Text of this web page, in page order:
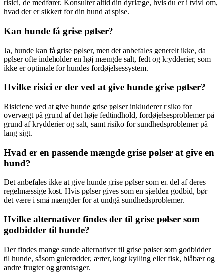
risici, de medfører. Konsulter altid din dyrlæge, hvis du er i tvivl om,
hvad der er sikkert for din hund at spise.
Kan hunde få grise pølser?
Ja, hunde kan få grise pølser, men det anbefales generelt ikke, da
pølser ofte indeholder en høj mængde salt, fedt og krydderier, som
ikke er optimale for hundes fordøjelsessystem.
Hvilke risici er der ved at give hunde grise pølser?
Risiciene ved at give hunde grise pølser inkluderer risiko for
overvægt på grund af det høje fedtindhold, fordøjelsesproblemer på
grund af krydderier og salt, samt risiko for sundhedsproblemer på
lang sigt.
Hvad er en passende mængde grise pølser at give en
hund?
Det anbefales ikke at give hunde grise pølser som en del af deres
regelmæssige kost. Hvis pølser gives som en sjælden godbid, bør
det være i små mængder for at undgå sundhedsproblemer.
Hvilke alternativer findes der til grise pølser som
godbidder til hunde?
Der findes mange sunde alternativer til grise pølser som godbidder
til hunde, såsom gulerødder, ærter, kogt kylling eller fisk, blåbær og
andre frugter og grøntsager.